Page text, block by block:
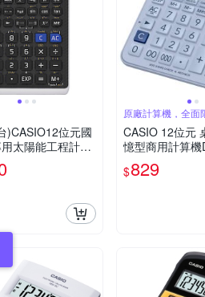
)CASIO12位元國
太陽能工程計算
原廠計算機，全面
CASIO 12位元
憶型商用計算機
US-LB(藍色)
$829